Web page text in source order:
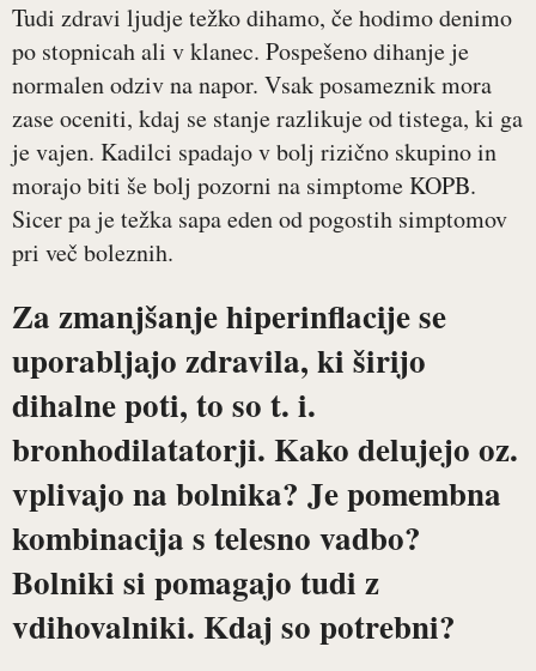
Tudi zdravi ljudje težko dihamo, če hodimo denimo
po stopnicah ali v klanec. Pospešeno dihanje je
normalen odziv na napor. Vsak posameznik mora
zase oceniti, kdaj se stanje razlikuje od tistega, ki ga
je vajen. Kadilci spadajo v bolj rizično skupino in
morajo biti še bolj pozorni na simptome KOPB.
Sicer pa je težka sapa eden od pogostih simptomov
pri več boleznih.
Za zmanjšanje hiperinflacije se
uporabljajo zdravila, ki širijo
dihalne poti, to so t. i.
bronhodilatatorji. Kako delujejo oz.
vplivajo na bolnika? Je pomembna
kombinacija s telesno vadbo?
Bolniki si pomagajo tudi z
vdihovalniki. Kdaj so potrebni?